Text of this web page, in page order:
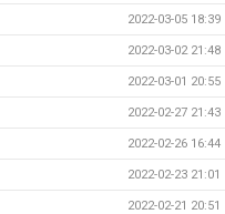
2022-03-05 18:39
2022-03-02 21:48
2022-03-01 20:55
2022-02-27 21:43
2022-02-26 16:44
2022-02-23 21:01
2022-02-21 20:51